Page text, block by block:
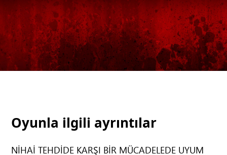
Oyunla ilgili ayrıntılar
NİHAİ TEHDİDE KARŞI BİR MÜCADELEDE UYUM